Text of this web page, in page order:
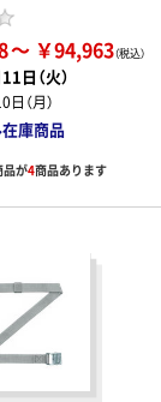
￥94,963
日（火）
（月）
庫商品
品が4商品あります